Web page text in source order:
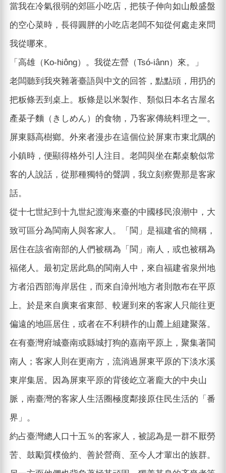
當我在冷氣很弱的郊區小吃店，把筷子伸向如山般盛盤
的空心菜時，長得圓胖的小吃店老闆不知從何處走來問
我從哪來。
「高雄（Ko-hiông）。我從左營（Tsó-iânn）來。」
老闆聽到我夾雜著臺語與中文的回答，點點頭，用扔的
把粄條丟到桌上。粄條是以米製作、類似日本名古屋名
產棊子麵（きしめん）的食物，乃客家傳統料理之一。
屏東縣高樹鄉。外來者漫步在這個位於屏東市東北隅的
小鎮時，便顯得格外引人注目。老闆與坐在鄰桌貌似常
客的人說話，從那種獨特的聲調，我立刻察覺那是客家
話。
從十七世紀到十九世紀渡海來臺的中國移民浪潮中，大
致可區分為閩南人與客家人。「閩」是福建省的簡稱，
居住在該省南部的人們被稱為「閩」南人，或也被稱為
福佬人。最初定居此島的閩南人中，來自福建省泉州地
方者沿西部海岸居住，而來自漳州地方者則散布在平原
上。於是來自廣東省東部、較遲到來的客家人只能往更
偏遠的地區居住，或者在不利耕作的山麓上組建聚落。
在有臺灣府城臺南或縣城打狗的嘉南平原上，聚集著閩
南人；客家人則在更南方，流淌過屏東平原的下淡水溪
東岸集居。因為屏東平原的背後屹立著龐大的中央山
脈，南臺灣的客家人生活圈極度鄰接原住民生活的「番
界」。
約占臺灣總人口十五％的客家人，被認為是一群不厭勞
苦、鼓勵質樸儉約、善於營商、至今人才輩出的族群。